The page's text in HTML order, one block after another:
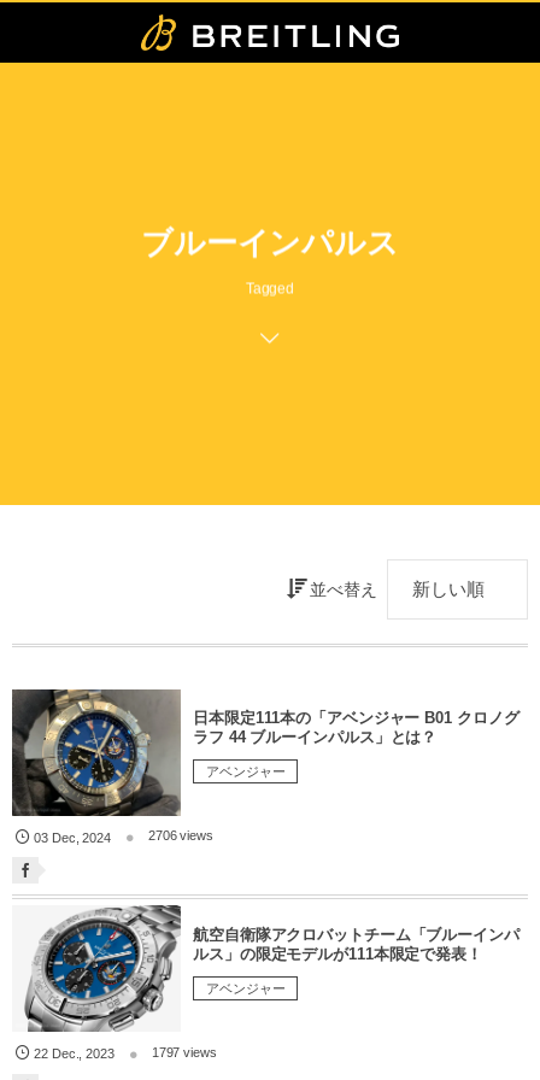
ブルーインパルス
Tagged
並べ替え
日本限定111本の「アベンジャー B01 クロノグ
ラフ 44 ブルーインパルス」とは？
アベンジャー
03 Dec ,2024 2706 views
航空自衛隊アクロバットチーム「ブルーインパ
ルス」の限定モデルが111本限定で発表！
アベンジャー
22 Dec. ,2023 1797 views